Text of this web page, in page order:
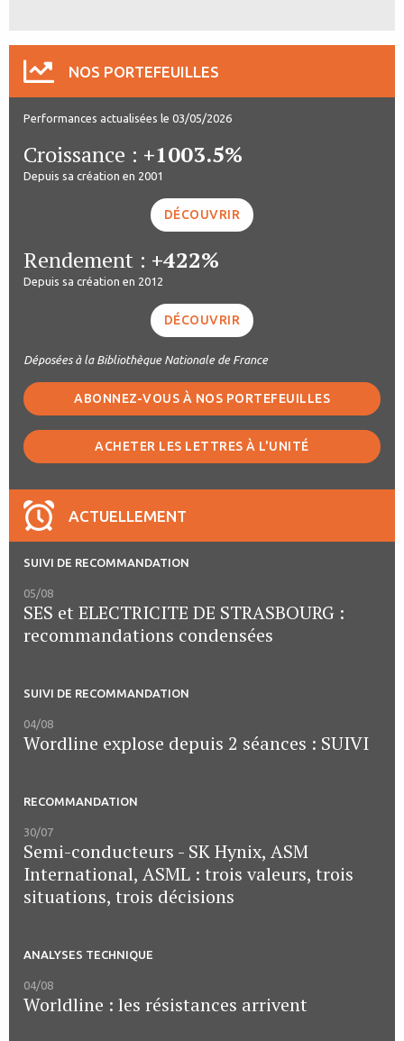
NOS PORTEFEUILLES
Performances actualisées le 03/05/2026
Croissance : +1003.5%
Depuis sa création en 2001
DÉCOUVRIR
Rendement : +422%
Depuis sa création en 2012
DÉCOUVRIR
Déposées à la Bibliothèque Nationale de France
ABONNEZ-VOUS À NOS PORTEFEUILLES
ACHETER LES LETTRES À L'UNITÉ
ACTUELLEMENT
SUIVI DE RECOMMANDATION
05/08
SES et ELECTRICITE DE STRASBOURG :
recommandations condensées
SUIVI DE RECOMMANDATION
04/08
Wordline explose depuis 2 séances : SUIVI
RECOMMANDATION
30/07
Semi-conducteurs - SK Hynix, ASM
International, ASML : trois valeurs, trois
situations, trois décisions
ANALYSES TECHNIQUE
04/08
Worldline : les résistances arrivent